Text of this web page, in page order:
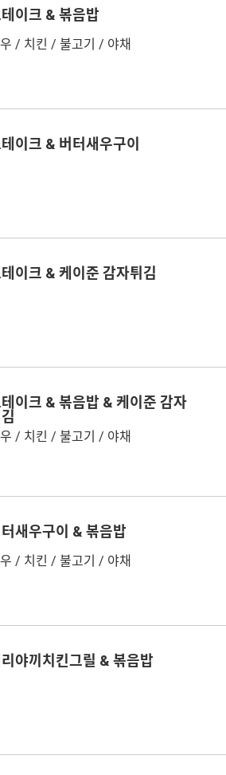
이크 & 볶음밥
/ 치킨 / 불고기 / 야채
이크 & 버터새우구이
이크 & 케이준 감자튀김
이크 & 볶음밥 & 케이준 감자
/ 치킨 / 불고기 / 야채
새우구이 & 볶음밥
/ 치킨 / 불고기 / 야채
야끼치킨그릴 & 볶음밥